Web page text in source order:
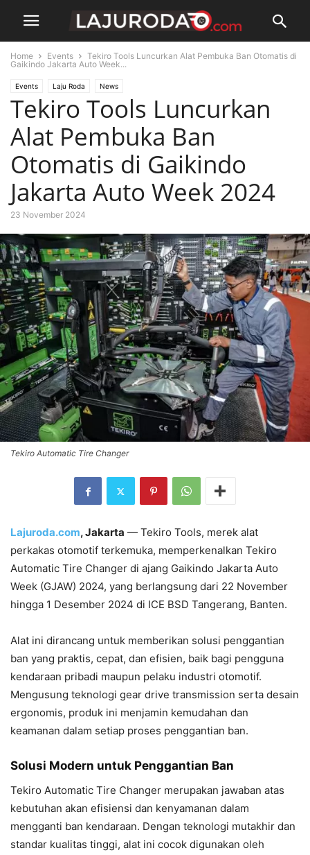
Home Events
Tekiro Tools Luncurkan Alat Pembuka Ban Otomatis di
Gaikindo Jakarta Auto Week...
Events Laju Roda News
Tekiro Tools Luncurkan
Alat Pembuka Ban
Otomatis di Gaikindo
Jakarta Auto Week 2024
23 November 2024
Tekiro Automatic Tire Changer
Lajuroda.com, Jakarta — Tekiro Tools, merek alat
perkakas otomotif terkemuka, memperkenalkan Tekiro
Automatic Tire Changer di ajang Gaikindo Jakarta Auto
Week (GJAW) 2024, yang berlangsung dari 22 November
hingga 1 Desember 2024 di ICE BSD Tangerang, Banten.
Alat ini dirancang untuk memberikan solusi penggantian
ban yang praktis, cepat, dan efisien, baik bagi pengguna
kendaraan pribadi maupun pelaku industri otomotif.
Mengusung teknologi gear drive transmission serta desain
ergonomis, produk ini menjamin kemudahan dan
keamanan dalam setiap proses penggantian ban.
Solusi Modern untuk Penggantian Ban
Tekiro Automatic Tire Changer merupakan jawaban atas
kebutuhan akan efisiensi dan kenyamanan dalam
mengganti ban kendaraan. Dengan teknologi mutakhir dan
standar kualitas tinggi, alat ini cocok digunakan oleh